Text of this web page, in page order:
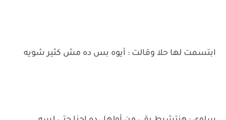
ابتسمت لها حلا وقالت : أيوه بس ده مش كثير شويه